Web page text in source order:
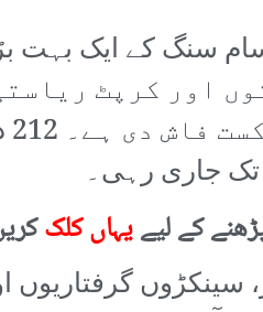
اور کرپٹ
کے لیےیہاں کلک
سینکڑوں